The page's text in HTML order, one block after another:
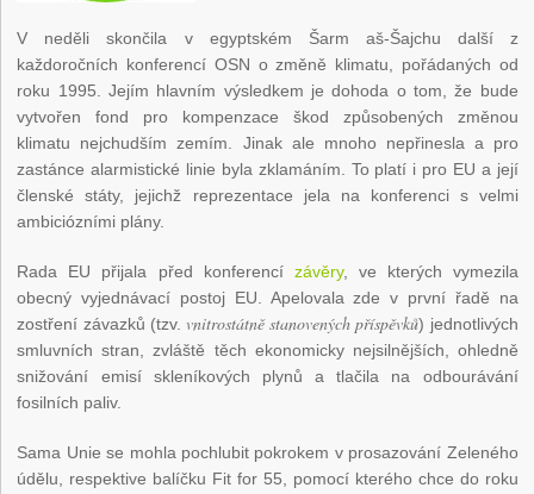
V neděli skončila v egyptském Šarm aš-Šajchu další z
každoročních konferencí OSN o změně klimatu, pořádaných od
roku 1995. Jejím hlavním výsledkem je dohoda o tom, že bude
vytvořen fond pro kompenzace škod způsobených změnou
klimatu nejchudším zemím. Jinak ale mnoho nepřinesla a pro
zastánce alarmistické linie byla zklamáním. To platí i pro EU a její
členské státy, jejichž reprezentace jela na konferenci s velmi
ambiciózními plány.
Rada EU přijala před konferencí závěry, ve kterých vymezila
obecný vyjednávací postoj EU. Apelovala zde v první řadě na
zostření závazků (tzv. vnitrostátně stanovených příspěvků) jednotlivých
smluvních stran, zvláště těch ekonomicky nejsilnějších, ohledně
snižování emisí skleníkových plynů a tlačila na odbourávání
fosilních paliv.
Sama Unie se mohla pochlubit pokrokem v prosazování Zeleného
údělu, respektive balíčku Fit for 55, pomocí kterého chce do roku